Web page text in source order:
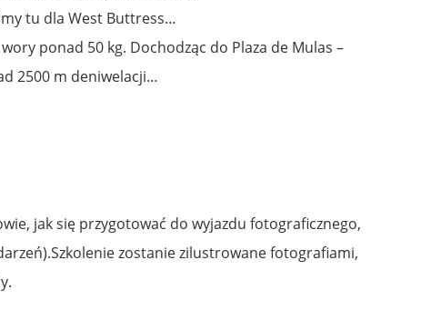
tu dla West Buttress…
ponad 50 kg. Dochodząc do Plaza de Mulas –
2500 m deniwelacji…
jak się przygotować do wyjazdu fotograficznego,
zostanie zilustrowane fotografiami,